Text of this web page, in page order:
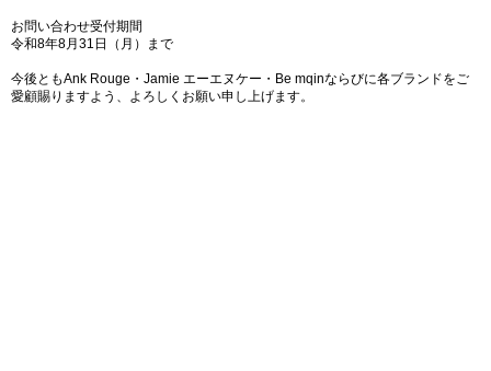
お問い合わせ受付期間
令和8年8月31日（月）まで
今後ともAnk Rouge・Jamie エーエヌケー・Be mqinならびに各ブランドをご
愛顧賜りますよう、よろしくお願い申し上げます。